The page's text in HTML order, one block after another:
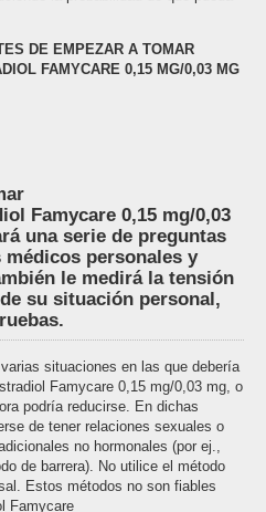
DE EMPEZAR A TOMAR
FAMYCARE 0,15 MG/0,03 MG
Famycare 0,15 mg/0,03
una serie de preguntas
personales y
le medirá la tensión
su situación personal,
situaciones en las que debería
Famycare 0,15 mg/0,03 mg, o
podría reducirse. En dichas
de tener relaciones sexuales o
no hormonales (por ej.,
de barrera). No utilice el método
Estos métodos no son fiables
Famycare